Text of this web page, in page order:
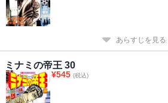
あらすじを見る
ミナミの帝王 30
¥545 (税込)